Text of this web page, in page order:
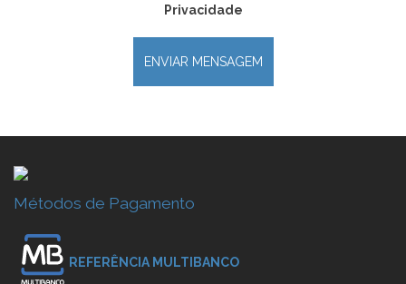
Privacidade
Métodos de Pagamento
REFERÊNCIA MULTIBANCO